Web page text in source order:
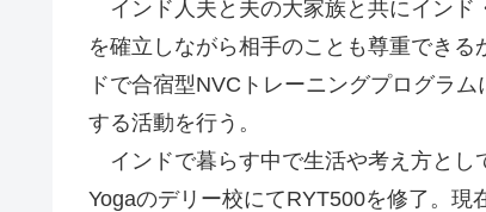
インド人夫と夫の大家族と共にインド
を確立しながら相手のことも尊重でき
ドで合宿型NVCトレーニングプログラ
する活動を行う。
インドで暮らす中で生活や考え方とし
Yogaのデリー校にてRYT500を修了。